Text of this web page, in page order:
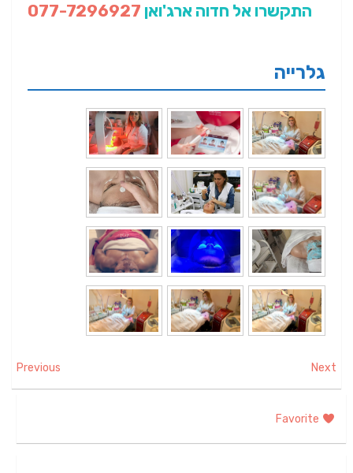
התקשרו אל חדוה ארג'ואן 077-7296927
גלרייה
Previous Next